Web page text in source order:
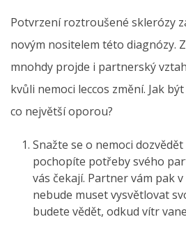
Potvrzení roztroušené sklerózy
novým nositelem této diagnózy.
mnohdy projde i partnerský
kvůli nemoci leccos změní. Jak
co největší oporou?
Snažte se o nemoci
pochopíte potřeby svého
vás čekají. Partner vám pak
nebude muset vysvětlovat
budete vědět, odkud vítr